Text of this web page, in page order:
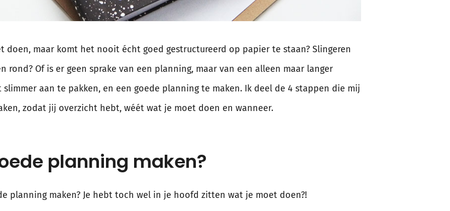
doen, maar komt het nooit écht goed gestructureerd op papier te staan? Slingeren
rond? Of is er geen sprake van een planning, maar van een alleen maar langer
aan te pakken, en een goede planning te maken. Ik deel de 4 stappen die mij
zodat jij overzicht hebt, wéét wat je moet doen en wanneer.
planning maken?
planning maken? Je hebt toch wel in je hoofd zitten wat je moet doen?!